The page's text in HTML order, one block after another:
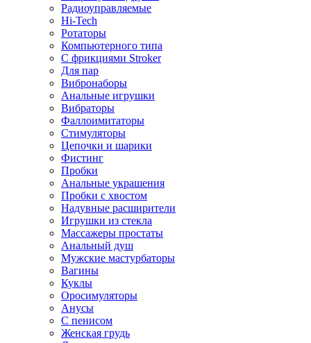
Радиоуправляемые
Hi-Tech
Ротаторы
Компьютерного типа
С фрикциями Stroker
Для пар
Вибронаборы
Анальные игрушки
Вибраторы
Фаллоимитаторы
Стимуляторы
Цепочки и шарики
Фистинг
Пробки
Анальные украшения
Пробки с хвостом
Надувные расширители
Игрушки из стекла
Массажеры простаты
Анальный душ
Мужские мастурбаторы
Вагины
Куклы
Оросимуляторы
Анусы
С пенисом
Женская грудь